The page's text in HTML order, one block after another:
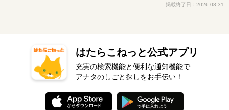
掲載終了日：2026-08-31
はたらこねっと公式アプリ
充実の検索機能と便利な通知機能で
アナタのしごと探しをお手伝い！